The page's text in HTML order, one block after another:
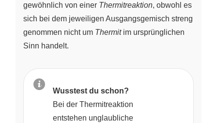
gewöhnlich von einer Thermitreaktion, obwohl es
sich bei dem jeweiligen Ausgangsgemisch streng
genommen nicht um Thermitim ursprünglichen
Sinn handelt.
Wusstest du schon?
Bei der Thermitreaktion
entstehen unglaubliche